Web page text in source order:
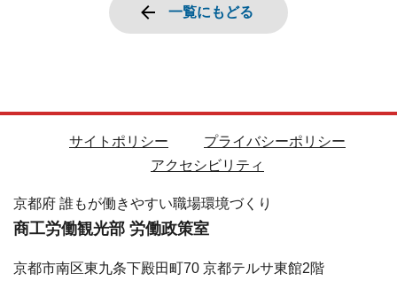
一覧にもどる
サイトポリシー
プライバシーポリシー
アクセシビリティ
京都府 誰もが働きやすい職場環境づくり
商工労働観光部 労働政策室
京都市南区東九条下殿田町70 京都テルサ東館2階